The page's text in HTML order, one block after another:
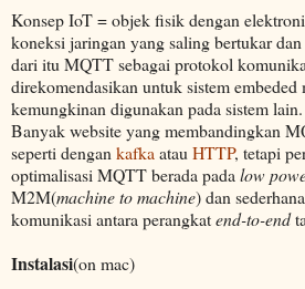
Konsep IoT = objek fisik dengan
koneksi jaringan yang saling bertukar
dari itu MQTT sebagai protokol
direkomendasikan untuk sistem
kemungkinan digunakan pada sistem lain.
Banyak website yang membandingkan
seperti dengan kafka atau HTTP, tetapi
optimalisasi MQTT berada pada low
M2M(machine to machine) dan
komunikasi antara perangkatend-to-end
Instalasi(on mac)